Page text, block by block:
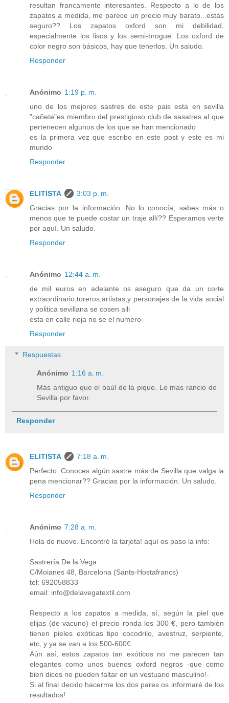
resultan francamente interesantes. Respecto a lo de los
zapatos a medida, me parece un precio muy barato...estás
seguro?? Los zapatos oxford son mi debilidad,
especialmente los lisos y los semi-brogue. Los oxford de
color negro son básicos, hay que tenerlos. Un saludo.
Responder
Anónimo 1:19 p. m.
uno de los mejores sastres de este pais esta en sevilla
"cañete"es miembro del prestigioso club de sasatres al que
pertenecen algunos de los que se han mencionado
es la primera vez que escribo en este post y este es mi
mundo
Responder
ELITISTA
3:03 p. m.
Gracias por la información. No lo conocía, sabes más o
menos que te puede costar un traje allí?? Esperamos verte
por aquí. Un saludo.
Responder
Anónimo 12:44 a. m.
de mil euros en adelante os aseguro que da un corte
extraordinario,toreros,artistas,y personajes de la vida social
y politica sevillana se cosen alli
esta en calle rioja no se el numero
Responder
Respuestas
Anónimo 1:16 a. m.
Más antiguo que el baúl de la pique. Lo mas rancio de
Sevilla por favor.
Responder
ELITISTA
7:18 a. m.
Perfecto. Conoces algún sastre más de Sevilla que valga la
pena mencionar?? Gracias por la información. Un saludo.
Responder
Anónimo 7:28 a. m.
Hola de nuevo. Encontré la tarjeta! aquí os paso la info:
Sastrería De la Vega
C/Moianes 48, Barcelona (Sants-Hostafrancs)
tel: 692058833
email: info@delavegatextil.com
Respecto a los zapatos a medida, sí, según la piel que
elijas (de vacuno) el precio ronda los 300 €, pero también
tienen pieles exóticas tipo cocodrilo, avestruz, serpiente,
etc, y ya se van a los 500-600€.
Aún así, estos zapatos tan exóticos no me parecen tan
elegantes como unos buenos oxford negros -que como
bien dices no pueden faltar en un vestuario masculino!-
Si al final decido hacerme los dos pares os informaré de los
resultados!